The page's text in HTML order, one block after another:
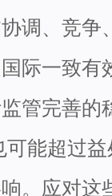
调、竞争
际一致有
管完善的
可能超过
。应对这